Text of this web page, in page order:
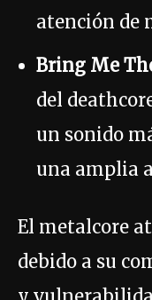
atención de
Bring Me
del
un sonido
una amplia
El metalcore
debido a su